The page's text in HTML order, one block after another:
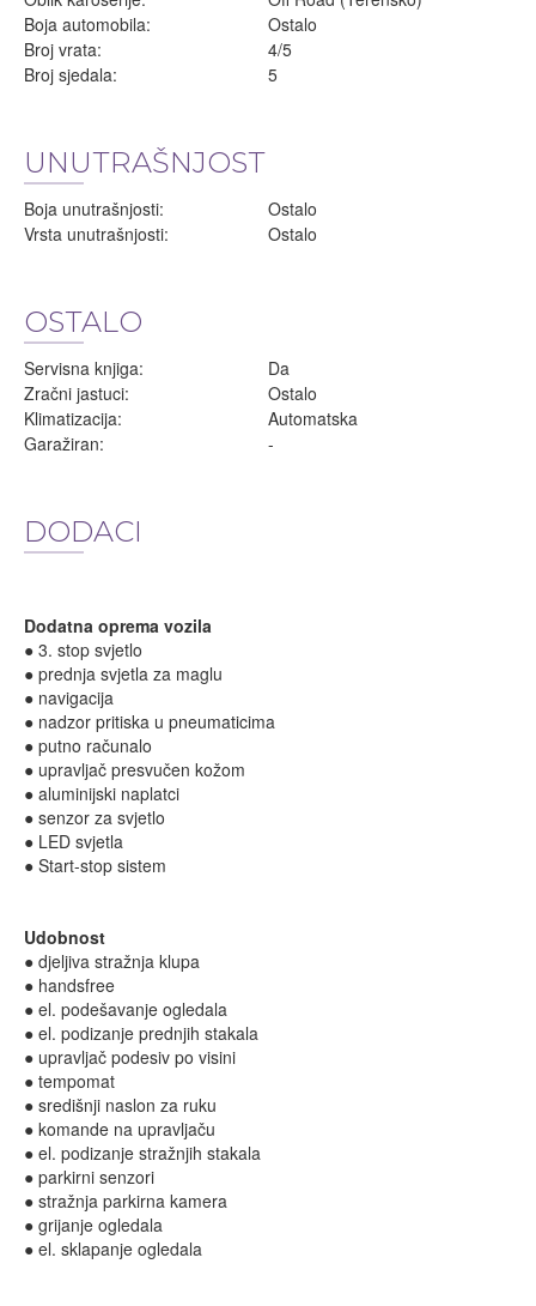
Boja automobila:
Ostalo
Broj vrata:
4/5
Broj sjedala:
5
UNUTRAŠNJOST
Boja unutrašnjosti:
Ostalo
Vrsta unutrašnjosti:
Ostalo
OSTALO
Servisna knjiga:
Da
Zračni jastuci:
Ostalo
Klimatizacija:
Automatska
Garažiran:
-
DODACI
Dodatna oprema vozila
● 3. stop svjetlo
● prednja svjetla za maglu
● navigacija
● nadzor pritiska u pneumaticima
● putno računalo
● upravljač presvučen kožom
● aluminijski naplatci
● senzor za svjetlo
● LED svjetla
● Start-stop sistem
Udobnost
● djeljiva stražnja klupa
● handsfree
● el. podešavanje ogledala
● el. podizanje prednjih stakala
● upravljač podesiv po visini
● tempomat
● središnji naslon za ruku
● komande na upravljaču
● el. podizanje stražnjih stakala
● parkirni senzori
● stražnja parkirna kamera
● grijanje ogledala
● el. sklapanje ogledala